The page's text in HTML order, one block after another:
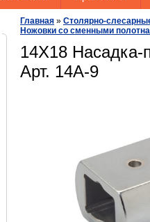
Главная » Столярно-
Ножовки со сменными
14X18 Насадка-
Арт. 14A-9